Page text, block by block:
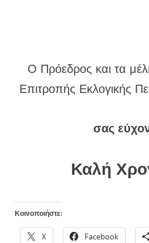
Ο Πρόεδρος και τα
Επιτροπής Εκλογικής
σας
Καλή
Κοινοποιήστε:
X Facebook